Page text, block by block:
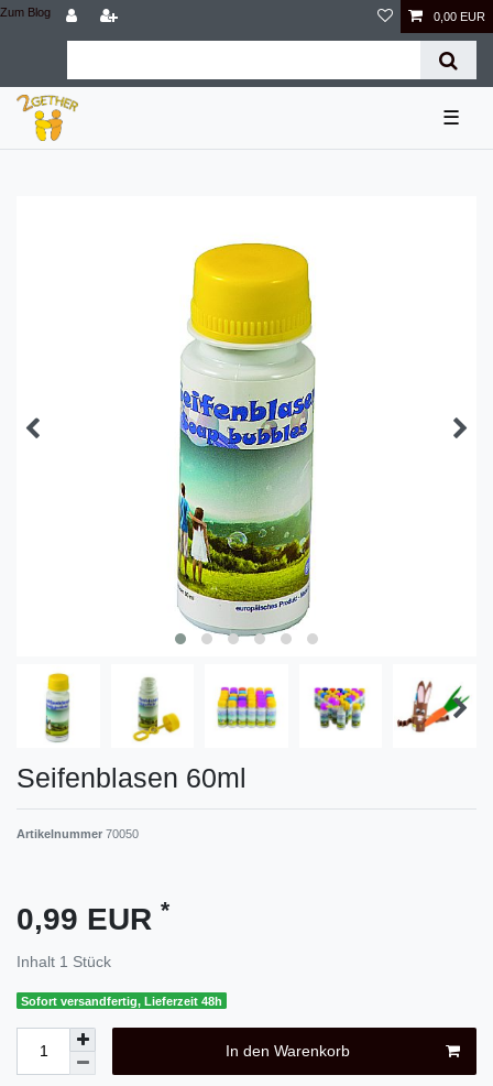
Zum Blog 0,00 EUR
☰
Seifenblasen 60ml
Artikelnummer 70050
0,99 EUR *
Inhalt 1 Stück
Sofort versandfertig, Lieferzeit 48h
In den Warenkorb